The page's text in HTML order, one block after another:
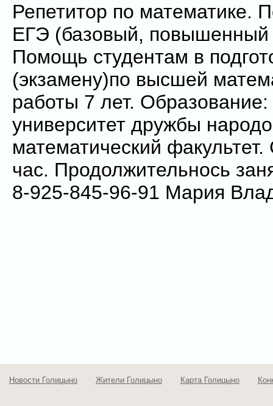
Репетитор по математике.
ЕГЭ (базовый, повышенный
Помощь студентам в
(экзамену)по высшей
работы 7 лет. Образование:
университет дружбы
математический
час. Продолжительнось
8-925-845-96-91 Мария
Новости Голицыно Жители Голицыно Карта Голицыно